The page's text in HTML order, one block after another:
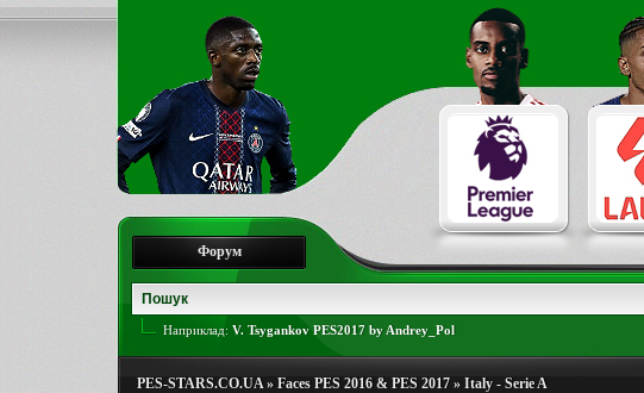
Форум
Наприклад: V. Tsygankov PES2017 by Andrey_Pol
PES-STARS.CO.UA» Faces PES 2016 & PES 2017» Italy - Serie A